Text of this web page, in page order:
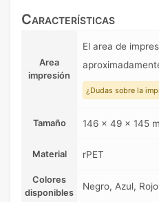
Características
Area
impresión
El area de
¿Dudas sobre la
Tamaño 146 x 49 x 145
Material rPET
Colores
disponibles
Negro, Azul,